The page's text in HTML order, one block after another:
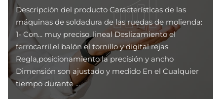
Descripción del producto Características de las
máquinas de soldadura de las ruedas de molienda:
1- Con... muy preciso. lineal Deslizamiento el
ferrocarril,el balón el tornillo y digital rejas
Regla,posicionamiento la precisión y ancho
Dimensión son ajustado y medido En el Cualquier
tiempo durante ...